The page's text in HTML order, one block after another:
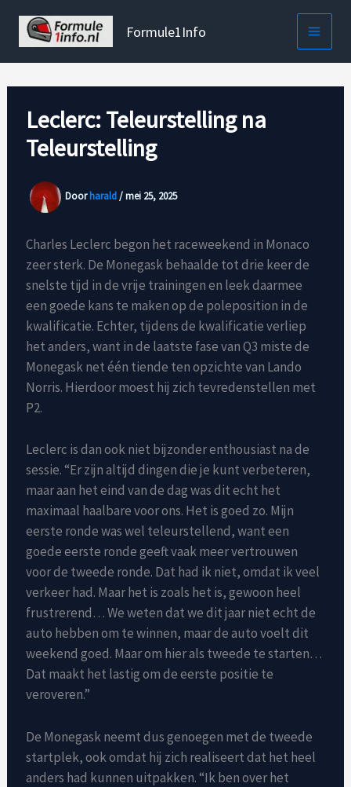
Formule1Info
Leclerc: Teleurstelling na
Teleurstelling
Doorharald/mei 25, 2025
Charles Leclerc begon het raceweekend in Monaco
zeer sterk. De Monegask behaalde tot drie keer de
snelste tijd in de vrije trainingen en leek daarmee
een goede kans te maken op de poleposition in de
kwalificatie. Echter, tijdens de kwalificatie verliep
het anders, want in de laatste fase van Q3 miste de
Monegask net één tiende ten opzichte van Lando
Norris. Hierdoor moest hij zich tevredenstellen met
P2.
Leclerc is dan ook niet bijzonder enthousiast na de
sessie. “Er zijn altijd dingen die je kunt verbeteren,
maar aan het eind van de dag was dit echt het
maximaal haalbare voor ons. Het is goed zo. Mijn
eerste ronde was wel teleurstellend, want een
goede eerste ronde geeft vaak meer vertrouwen
voor de tweede ronde. Dat had ik niet, omdat ik veel
verkeer had. Maar het is zoals het is, gewoon heel
frustrerend… We weten dat we dit jaar niet echt de
auto hebben om te winnen, maar de auto voelt dit
weekend goed. Maar om hier als tweede te starten…
Dat maakt het lastig om de eerste positie te
veroveren.”
De Monegask neemt dus genoegen met de tweede
startplek, ook omdat hij zich realiseert dat het heel
anders had kunnen uitpakken. “Ik ben over het